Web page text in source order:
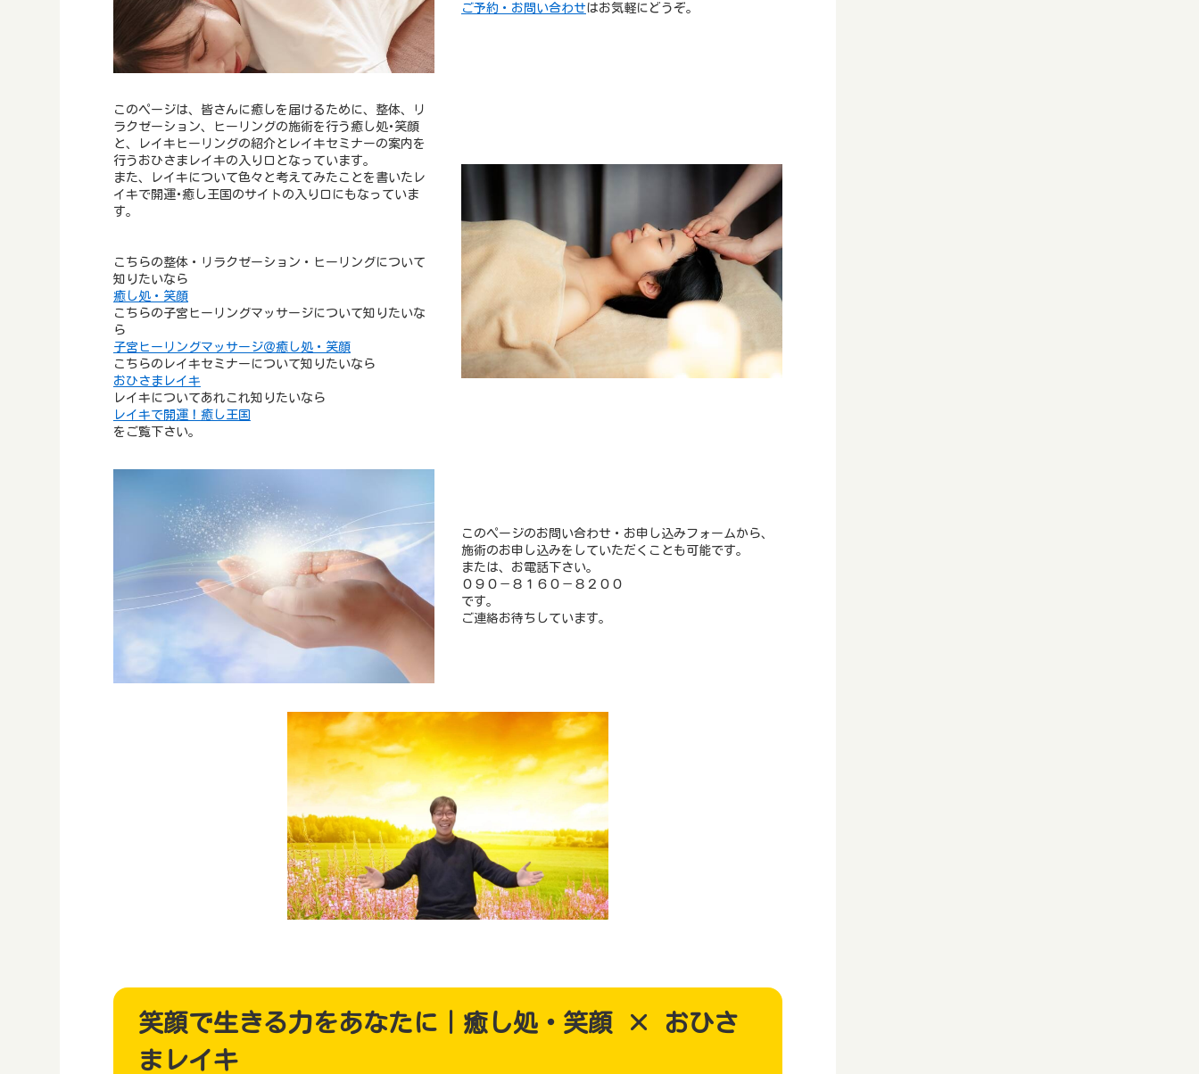
ご予約・お問い合わせはお気軽にどうぞ。
このページは、皆さんに癒しを届けるために、整体、リ
ラクゼーション、ヒーリングの施術を行う癒し処･笑顔
と、レイキヒーリングの紹介とレイキセミナーの案内を
行うおひさまレイキの入り口となっています。
また、レイキについて色々と考えてみたことを書いたレ
イキで開運･癒し王国のサイトの入り口にもなっていま
す。
こちらの整体・リラクゼーション・ヒーリングについて
知りたいなら
癒し処・笑顔
こちらの子宮ヒーリングマッサージについて知りたいな
ら
子宮ヒーリングマッサージ＠癒し処・笑顔
こちらのレイキセミナーについて知りたいなら
おひさまレイキ
レイキについてあれこれ知りたいなら
レイキで開運！癒し王国
をご覧下さい。
このページのお問い合わせ・お申し込みフォームから、
施術のお申し込みをしていただくことも可能です。
または、お電話下さい。
０９０－８１６０－８２００
です。
ご連絡お待ちしています。
笑顔で生きる力をあなたに｜癒し処・笑顔 × おひさ
まレイキ